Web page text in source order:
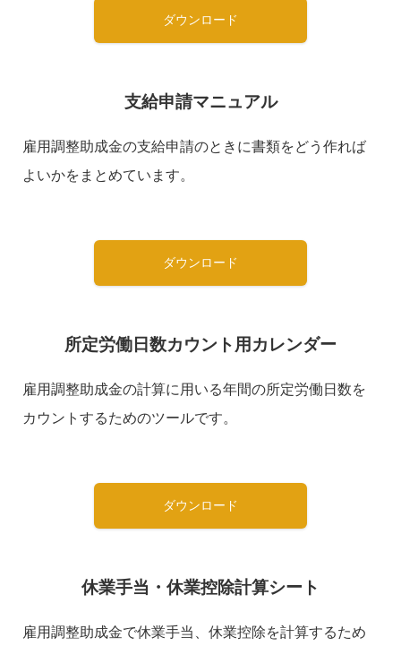
ダウンロード
支給申請マニュアル
雇用調整助成金の支給申請のときに書類をどう作れば
よいかをまとめています。
ダウンロード
所定労働日数カウント用カレンダー
雇用調整助成金の計算に用いる年間の所定労働日数を
カウントするためのツールです。
ダウンロード
休業手当・休業控除計算シート
雇用調整助成金で休業手当、休業控除を計算するため